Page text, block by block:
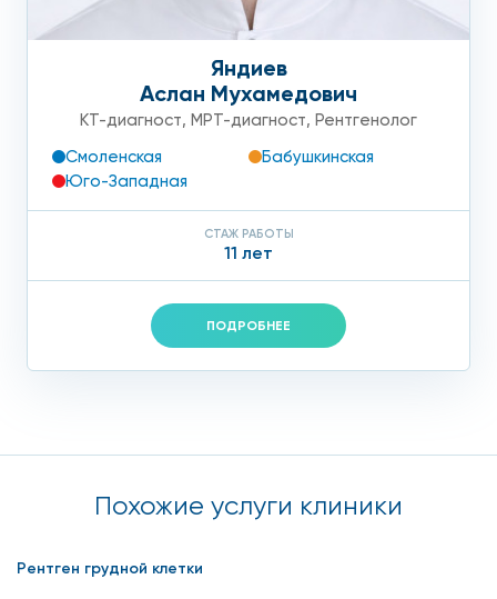
Яндиев
Аслан Мухамедович
КТ-диагност, МРТ-диагност, Рентгенолог
Смоленская
Бабушкинская
Юго-Западная
СТАЖ РАБОТЫ
11 лет
ПОДРОБНЕЕ
Похожие услуги клиники
Рентген грудной клетки